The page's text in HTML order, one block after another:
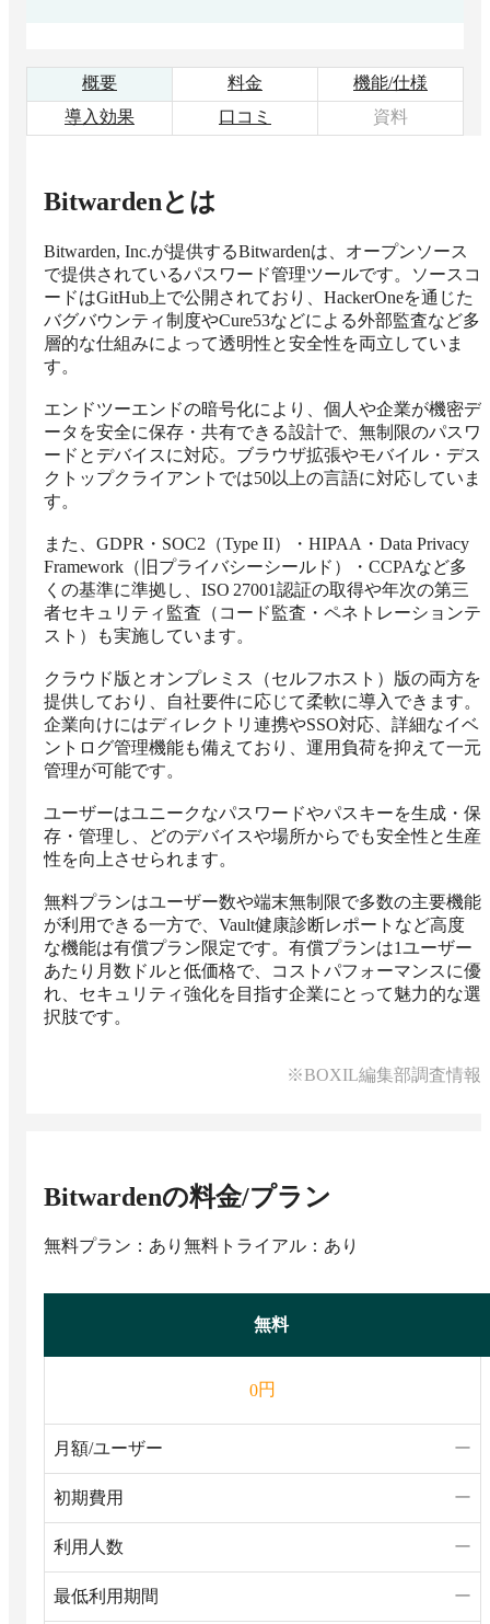
概要 料金
機能/仕様
導入効果
口コミ 資料
Bitwardenとは
Bitwarden, Inc.が提供するBitwardenは、オープンソース
で提供されているパスワード管理ツールです。ソースコ
ードはGitHub上で公開されており、HackerOneを通じた
バグバウンティ制度やCure53などによる外部監査など多
層的な仕組みによって透明性と安全性を両立していま
す。
エンドツーエンドの暗号化により、個人や企業が機密デ
ータを安全に保存・共有できる設計で、無制限のパスワ
ードとデバイスに対応。ブラウザ拡張やモバイル・デス
クトップクライアントでは50以上の言語に対応していま
す。
また、GDPR・SOC2（Type II）・HIPAA・Data Privacy
Framework（旧プライバシーシールド）・CCPAなど多
くの基準に準拠し、ISO 27001認証の取得や年次の第三
者セキュリティ監査（コード監査・ペネトレーションテ
スト）も実施しています。
クラウド版とオンプレミス（セルフホスト）版の両方を
提供しており、自社要件に応じて柔軟に導入できます。
企業向けにはディレクトリ連携やSSO対応、詳細なイベ
ントログ管理機能も備えており、運用負荷を抑えて一元
管理が可能です。
ユーザーはユニークなパスワードやパスキーを生成・保
存・管理し、どのデバイスや場所からでも安全性と生産
性を向上させられます。
無料プランはユーザー数や端末無制限で多数の主要機能
が利用できる一方で、Vault健康診断レポートなど高度
な機能は有償プラン限定です。有償プランは1ユーザー
あたり月数ドルと低価格で、コストパフォーマンスに優
れ、セキュリティ強化を目指す企業にとって魅力的な選
択肢です。
※BOXIL編集部調査情報
Bitwardenの料金/プラン
無料プラン：あり 無料トライアル：あり
無料
0円
月額/ユーザー ー
初期費用 ー
利用人数 ー
最低利用期間 ー